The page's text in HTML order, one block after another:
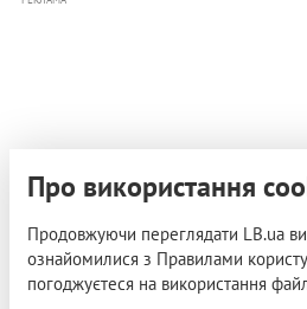
Про використання
Продовжуючи переглядати LB.ua
ознайомилися з Правилами
погоджуєтеся на використання